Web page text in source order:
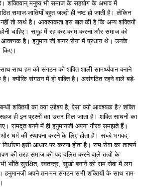
शक्तिवान् मनुष्य भी समाज के सहयोग के अभाव में
समाज-जातियाँ बहुत जल्दी ही नष्ट हो जाती हैं। लेकिन
तो व्यर्थ है। आवश्यकता इस बात की है कि अन्य शक्तियों
चाहिए। समूह में रह कर काम करना और समाज को
आवश्यक है। हनुमान जी बानर सेना में प्रधान थे। उनके
किए।
साथ हम को संगठन को शक्ति शाली सामर्थ्यवान बनाने
क्योंकि संगठन में ही शक्ति है। असंगठित रहने वाले बड़े-
शक्तियों का क्या उद्देश्य है, ऐसा क्यों आवश्यक है? शक्ति
ही इन प्रश्नों का उत्तर मिल जाता है। शक्ति साधनों का
रामदूत बनने में ही हनुमानजी अपना गौरव समझते हैं।
धर्म की स्थापना करने के लिए होता है। सच्चे भगवद्
इसी आधार पर करना होता है। राम सेवा का तात्पर्य
की तरह समाज को पद दलित करने वाले तत्वों के
सुरक्षित, स्वतन्त्र, सुखी बनाने की राम सेवा में लग
हनुमानजी अपने तन-मन संगठन सभी शक्तियों के साथ राम-